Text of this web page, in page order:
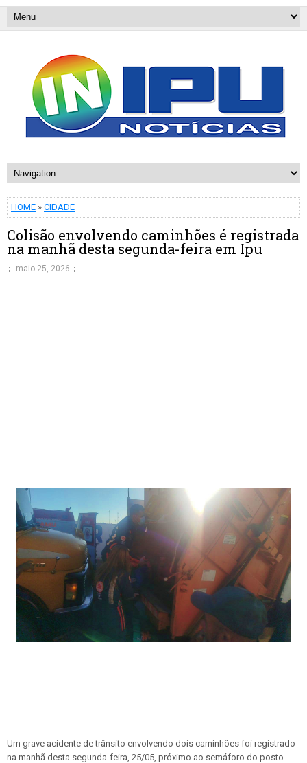
HOME » CIDADE
Colisão envolvendo caminhões é registrada
na manhã desta segunda-feira em Ipu
maio 25, 2026
Um grave acidente de trânsito envolvendo dois caminhões foi registrado
na manhã desta segunda-feira, 25/05, próximo ao semáforo do posto